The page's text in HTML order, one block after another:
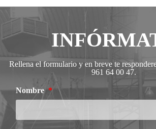
Rellena el formulario y en breve te
961 64 00 47.
Nombre